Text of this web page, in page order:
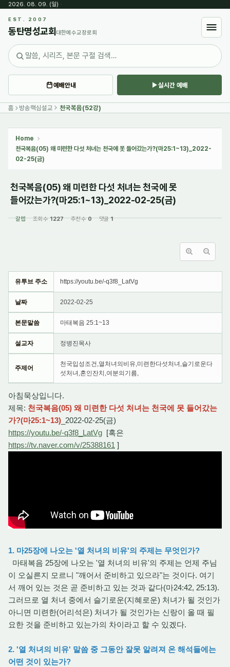
2026. 08. 09. (일) ·
EST. 2007
동탄명성교회 대한예수교장로회
예배안내 실시간 예배
홈 방송핵심설교 천국복음(52강)
Home
천국복음(05) 왜 미련한 다섯 처녀는 천국에 못 들어갔는가?(마25:1~13)_2022-
02-25(금)
천국복음(05) 왜 미련한 다섯 처녀는 천국에 못
들어갔는가?(마25:1~13)_2022-02-25(금)
갈렙 조회 수1227 추천 수0 댓글1
유투브 주소 https://youtu.be/-q3f8_LatVg
날짜 2022-02-25
본문말씀 마태복음 25:1~13
설교자 정병진목사
주제어
천국입성조건,열처녀의비유,미련한다섯처녀,슬기로운다
섯처녀,혼인잔치,여분의기름,
아침묵상입니다.
제목: 천국복음(05) 왜 미련한 다섯 처녀는 천국에 못 들어갔는
가?(마25:1~13) _2022-02-25(금)
https://youtu.be/-q3f8_LatVg [혹은
https://tv.naver.com/v/25388161 ]
1. 마25장에 나오는 '열 처녀의 비유'의 주제는 무엇인가?
마태복음 25장에 나오는 '열 처녀의 비유'의 주제는 언제 주님
이 오실른지 모르니 "깨어서 준비하고 있으라"는 것이다. 여기
서 깨어 있는 것은 곧 준비하고 있는 것과 같다(마24:42, 25:13).
그러므로 열 처녀 중에서 슬기로운(지혜로운) 처녀가 될 것인가
아니면 미련한(어리석은) 처녀가 될 것인가는 신랑이 올 때 필
요한 것을 준비하고 있는가의 차이라고 할 수 있겠다.
2. '열 처녀의 비유' 말씀 중 그동안 잘못 알려져 온 해석들에는
어떤 것이 있는가?
Sketchbook5, 스케치북5
Sketchbook5, 스케치북5